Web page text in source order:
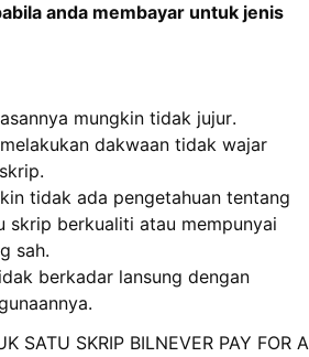
anda membayar untuk jenis
mungkin tidak jujur.
dakwaan tidak wajar
tidak ada pengetahuan tentang
skrip berkualiti atau mempunyai
sah.
berkadar lansung dengan
SATU SKRIP BILNEVER PAY FOR A